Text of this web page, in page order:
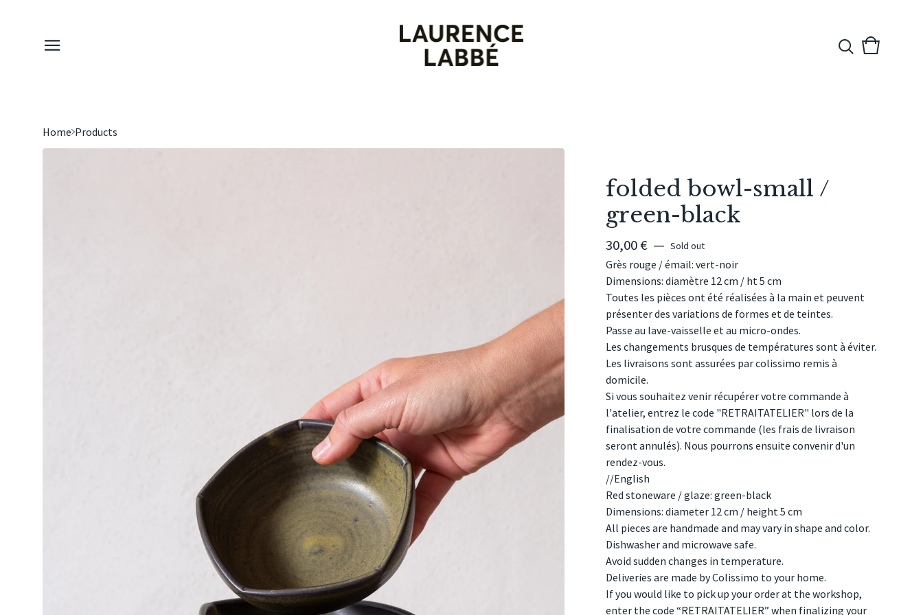
View
0
Home Products
folded bowl-small /
green-black
30,00€ — Sold out
Grès rouge / émail: vert-noir
Dimensions: diamètre 12 cm / ht 5 cm
Toutes les pièces ont été réalisées à la main et peuvent
présenter des variations de formes et de teintes.
Passe au lave-vaisselle et au micro-ondes.
Les changements brusques de températures sont à éviter.
Les livraisons sont assurées par colissimo remis à
domicile.
Si vous souhaitez venir récupérer votre commande à
l'atelier, entrez le code "RETRAITATELIER" lors de la
finalisation de votre commande (les frais de livraison
seront annulés). Nous pourrons ensuite convenir d'un
rendez-vous.
//English
Red stoneware / glaze: green-black
Dimensions: diameter 12 cm / height 5 cm
All pieces are handmade and may vary in shape and color.
Dishwasher and microwave safe.
Avoid sudden changes in temperature.
Deliveries are made by Colissimo to your home.
If you would like to pick up your order at the workshop,
enter the code “RETRAITATELIER” when finalizing your